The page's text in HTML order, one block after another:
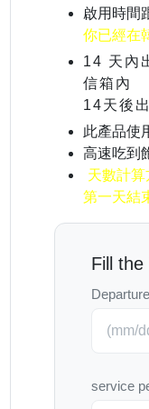
啟用時間
你已經在
14 天內
信箱內
14天後
此產品使
高速吃到
天數計
第一天結
Fill
service